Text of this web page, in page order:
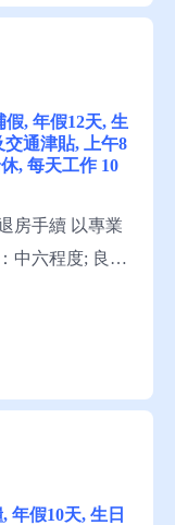
假, 年假12天, 生
交通津貼, 上午8
, 每天工作 10
房手續 以專業
中六程度; 良好
文; 懂讀寫英文
盧小姐聯絡。
年假10天, 生日